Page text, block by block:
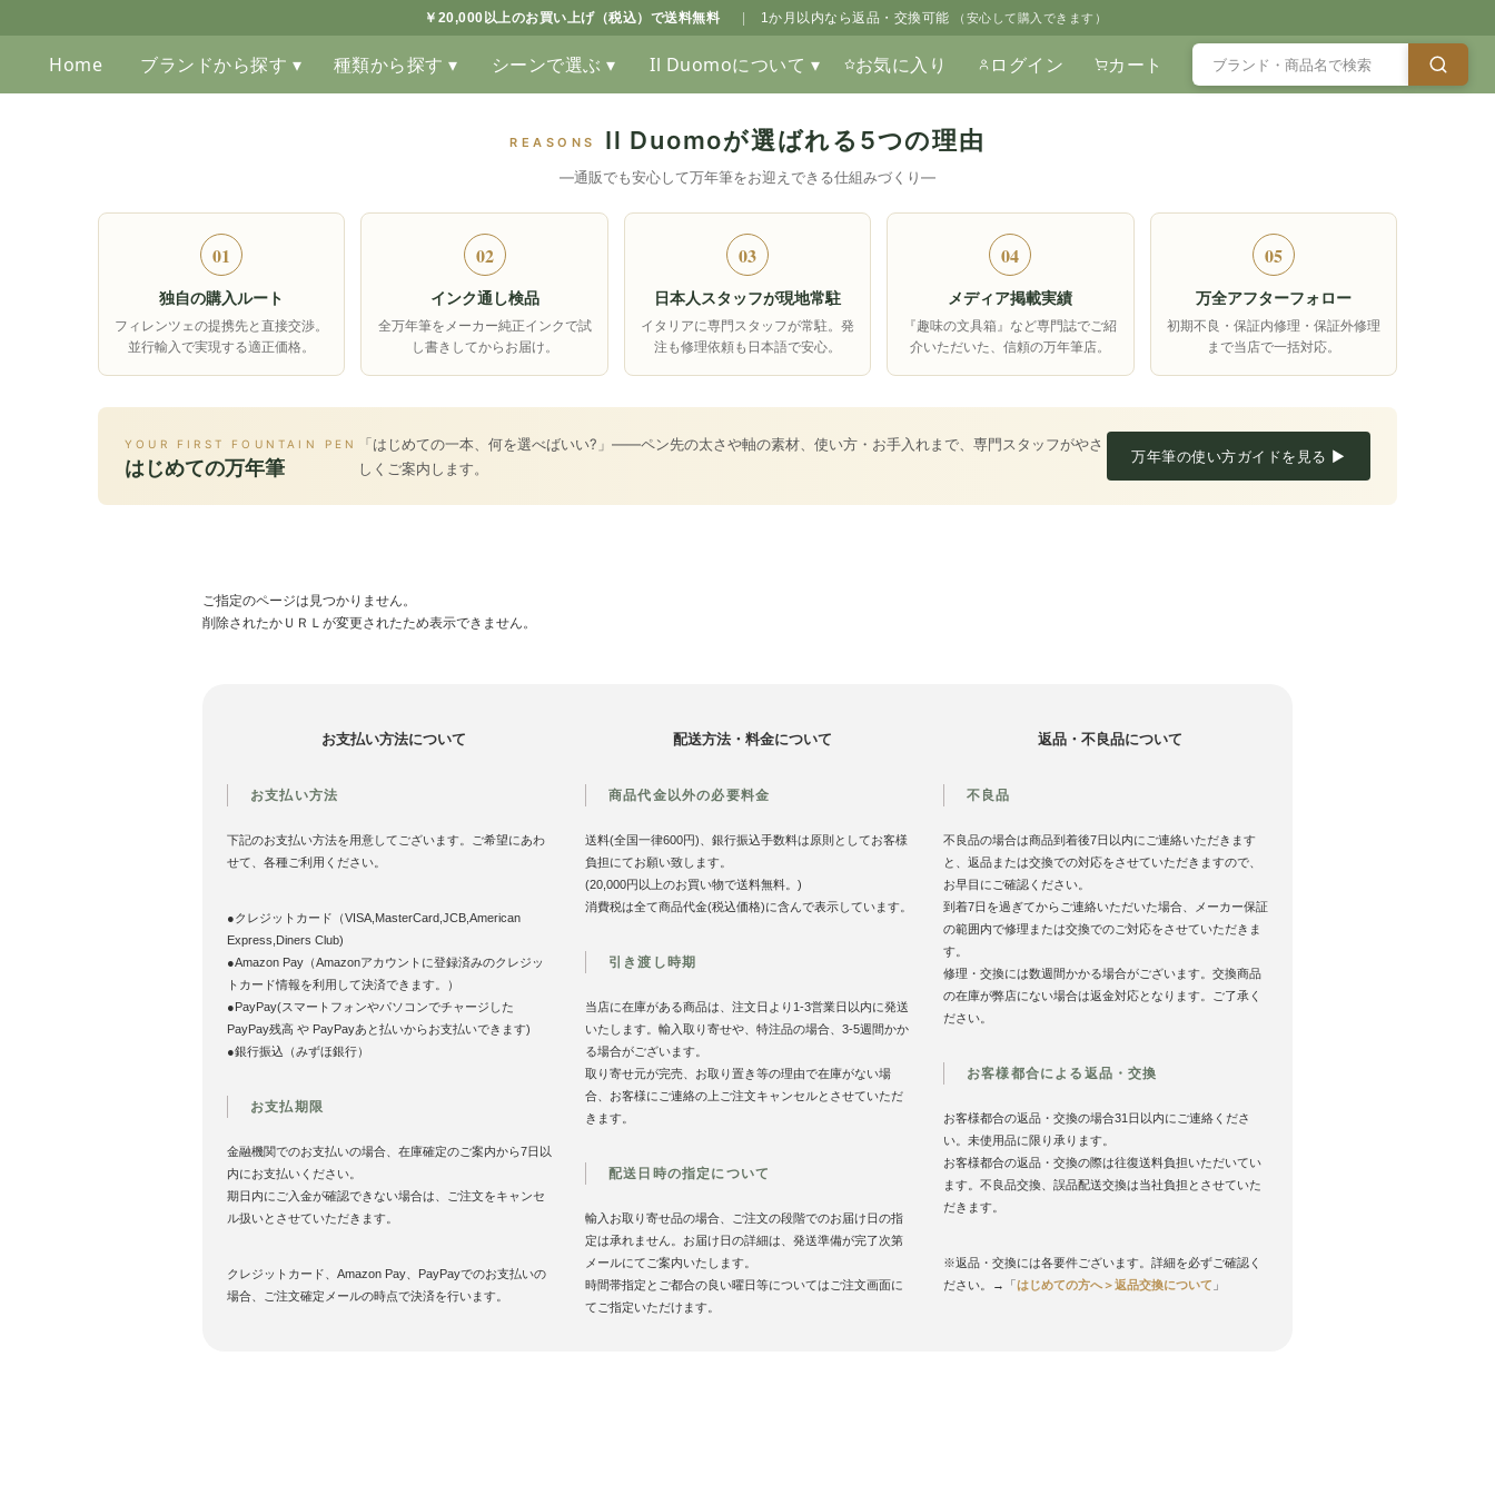
￥20,000以上のお買い上げ（税込）で送料無料 1か月以内なら返品・交換可能 （安心して購入できます）
Home ブランドから探す ▾ 種類から探す ▾ シーンで選ぶ ▾ Il Duomoについて ▾ お気に入り ログイン カート
REASONS Il Duomoが選ばれる5つの理由
―通販でも安心して万年筆をお迎えできる仕組みづくり―
01
独自の購入ルート
フィレンツェの提携先と直接交渉。
並行輸入で実現する適正価格。
02
インク通し検品
全万年筆をメーカー純正インクで試
し書きしてからお届け。
03
日本人スタッフが現地常駐
イタリアに専門スタッフが常駐。発
注も修理依頼も日本語で安心。
04
メディア掲載実績
『趣味の文具箱』など専門誌でご紹
介いただいた、信頼の万年筆店。
05
万全アフターフォロー
初期不良・保証内修理・保証外修理
まで当店で一括対応。
YOUR FIRST FOUNTAIN PEN
はじめての万年筆
「はじめての一本、何を選べばいい?」――ペン先の太さや軸の素材、使い方・お手入れまで、専門スタッフがやさ
しくご案内します。
万年筆の使い方ガイドを見る ▶
ご指定のページは見つかりません。
削除されたかＵＲＬが変更されたため表示できません。
お支払い方法について
お支払い方法
下記のお支払い方法を用意してございます。ご希望にあわ
せて、各種ご利用ください。
●クレジットカード（VISA,MasterCard,JCB,American
Express,Diners Club)
●Amazon Pay（Amazonアカウントに登録済みのクレジッ
トカード情報を利用して決済できます。）
●PayPay(スマートフォンやパソコンでチャージした
PayPay残高 や PayPayあと払いからお支払いできます)
●銀行振込（みずほ銀行）
お支払期限
金融機関でのお支払いの場合、在庫確定のご案内から7日以
内にお支払いください。
期日内にご入金が確認できない場合は、ご注文をキャンセ
ル扱いとさせていただきます。
クレジットカード、Amazon Pay、PayPayでのお支払いの
場合、ご注文確定メールの時点で決済を行います。
配送方法・料金について
商品代金以外の必要料金
送料(全国一律600円)、銀行振込手数料は原則としてお客様
負担にてお願い致します。
(20,000円以上のお買い物で送料無料。)
消費税は全て商品代金(税込価格)に含んで表示しています。
引き渡し時期
当店に在庫がある商品は、注文日より1-3営業日以内に発送
いたします。輸入取り寄せや、特注品の場合、3-5週間かか
る場合がございます。
取り寄せ元が完売、お取り置き等の理由で在庫がない場
合、お客様にご連絡の上ご注文キャンセルとさせていただ
きます。
配送日時の指定について
輸入お取り寄せ品の場合、ご注文の段階でのお届け日の指
定は承れません。お届け日の詳細は、発送準備が完了次第
メールにてご案内いたします。
時間帯指定とご都合の良い曜日等についてはご注文画面に
てご指定いただけます。
返品・不良品について
不良品
不良品の場合は商品到着後7日以内にご連絡いただきます
と、返品または交換での対応をさせていただきますので、
お早目にご確認ください。
到着7日を過ぎてからご連絡いただいた場合、メーカー保証
の範囲内で修理または交換でのご対応をさせていただきま
す。
修理・交換には数週間かかる場合がございます。交換商品
の在庫が弊店にない場合は返金対応となります。ご了承く
ださい。
お客様都合による返品・交換
お客様都合の返品・交換の場合31日以内にご連絡くださ
い。未使用品に限り承ります。
お客様都合の返品・交換の際は往復送料負担いただいてい
ます。不良品交換、誤品配送交換は当社負担とさせていた
だきます。
※返品・交換には各要件ございます。詳細を必ずご確認く
ださい。→「はじめての方へ＞返品交換について 」